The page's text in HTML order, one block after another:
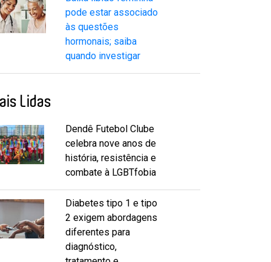
pode estar associado
às questões
hormonais; saiba
quando investigar
Lidas
Dendê Futebol Clube
celebra nove anos de
história, resistência e
combate à LGBTfobia
Diabetes tipo 1 e tipo
2 exigem abordagens
diferentes para
diagnóstico,